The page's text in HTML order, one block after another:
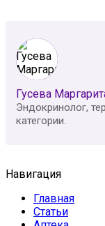
Гусева
Эндокринолог,
категории.
Навигация
Главная
Статьи